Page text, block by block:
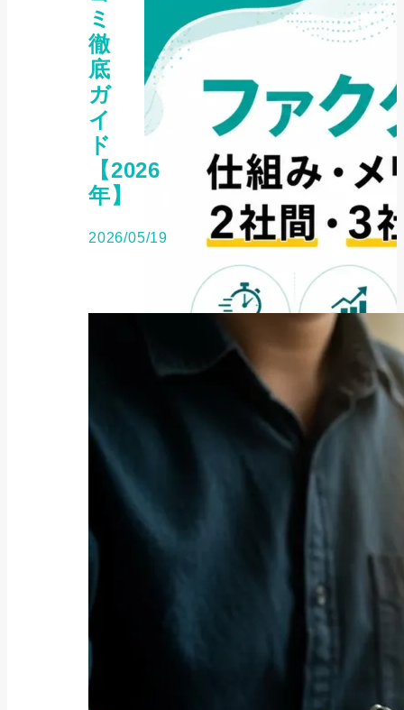
ミ
徹
底
ガ
イ
ド
【2026
年】
2026/05/19
ファクタリング
ファクタリングとは？仕組み・メ